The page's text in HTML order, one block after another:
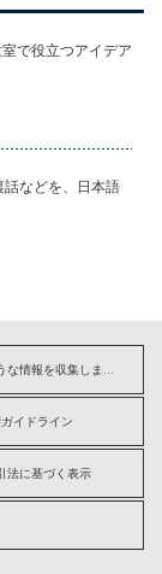
で役立つアイデア
などを、日本語
OUPはどのような情報を収集しますか?
イドライン
法に基づく表示